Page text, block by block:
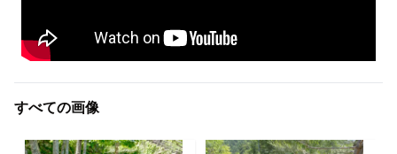
すべての画像